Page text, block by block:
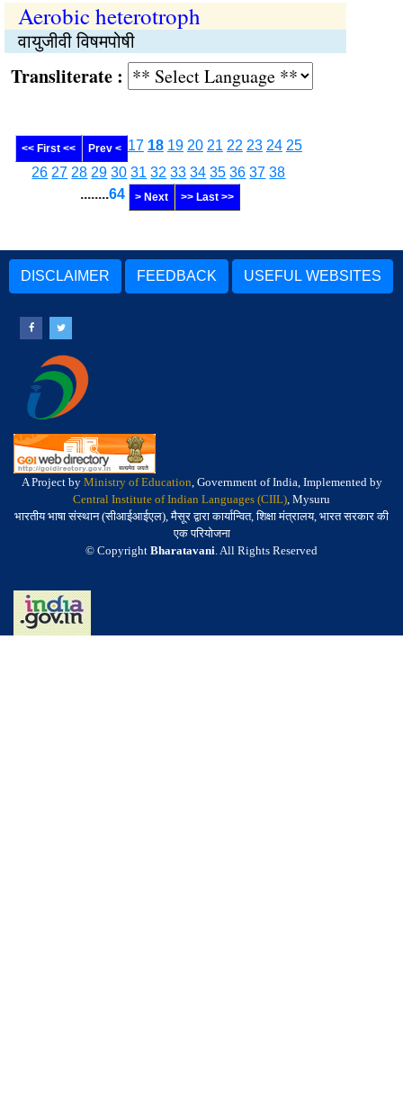
Aerobic heterotroph
वायुजीवी विषमपोषी
:
<< First << Prev < 17 18 19 20 21 22 23 24 25
26 27 28 29 30 31 32 33 34 35 36 37 38
........64 > Next >> Last >>
DISCLAIMER FEEDBACK USEFUL WEBSITES
A Project by Ministry of Education, Government of India, Implemented by
Central Institute of Indian Languages (CIIL), Mysuru
भारतीय भाषा संस्थान (सीआईआईएल), मैसूर द्वारा कार्यान्वित, शिक्षा मंत्रालय, भारत सरकार की
एक परियोजना
© Copyright Bharatavani. All Rights Reserved